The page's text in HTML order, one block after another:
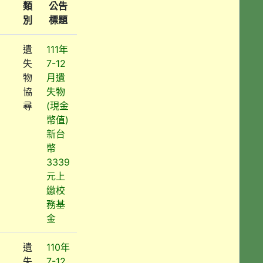
類
別
公告
標題
遺
失
物
協
尋
111年
7-12
月遺
失物
(現金
幣值)
新台
幣
3339
元上
繳校
務基
金
遺
110年